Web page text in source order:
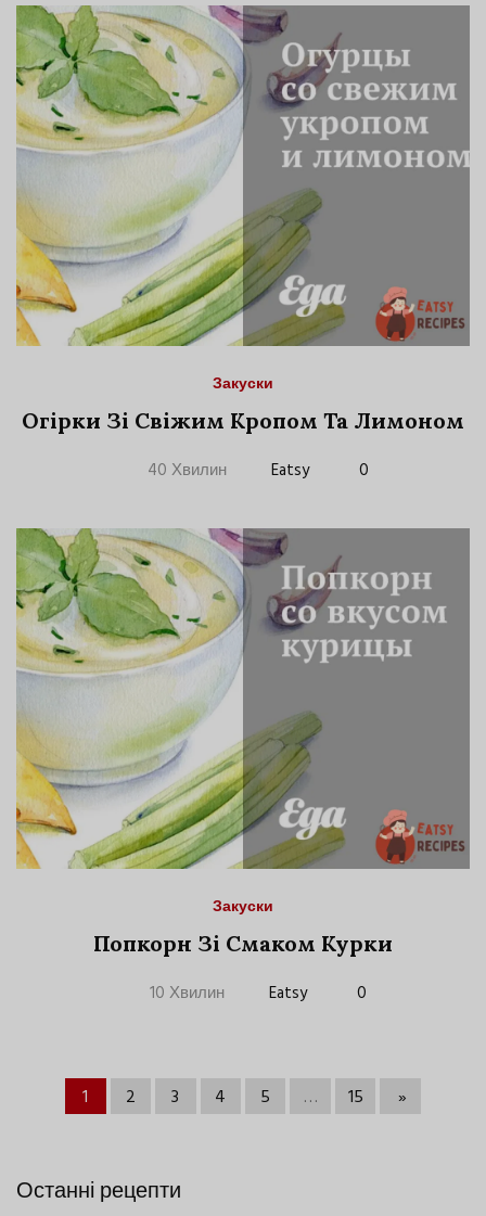
Закуски
Огірки Зі Свіжим Кропом Та Лимоном
40 Хвилин Eatsy 0
Закуски
Попкорн Зі Смаком Курки
10 Хвилин Eatsy 0
1 2 3 4 5 … 15 »
Останні рецепти